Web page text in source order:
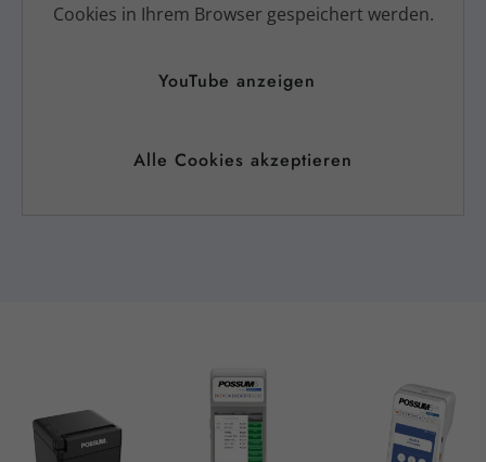
Cookies in Ihrem Browser gespeichert werden.